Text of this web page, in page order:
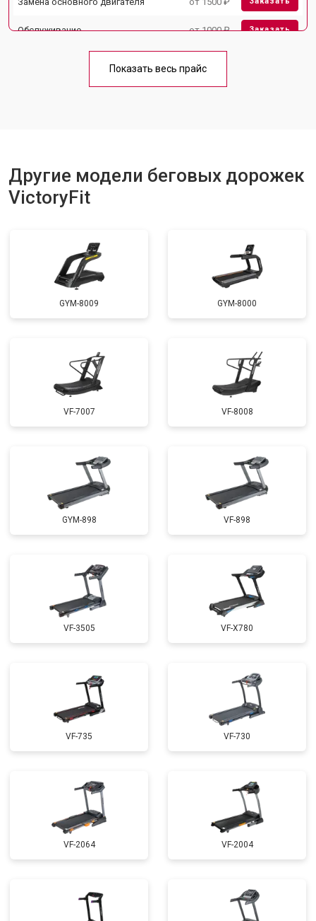
Обслуживание от 1000 ₽ Заказать
Замена блока питания от 1000 ₽
Показать весь прайс
Другие модели беговых дорожек
VictoryFit
GYM-8009 GYM-8000
VF-7007 VF-8008
GYM-898 VF-898
VF-3505 VF-X780
VF-735 VF-730
VF-2064 VF-2004